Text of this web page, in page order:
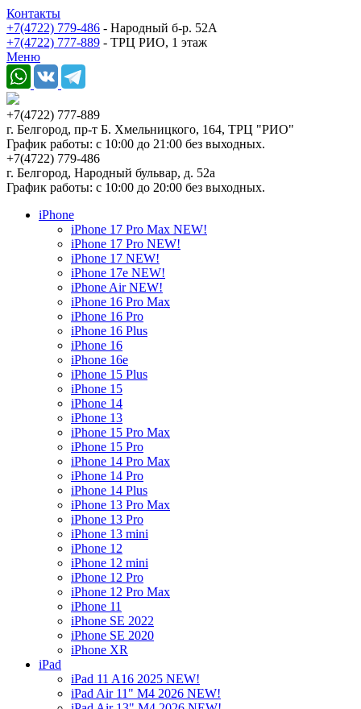
Контакты
+7(4722) 779-486 - Народный б-р. 52А
+7(4722) 777-889 - ТРЦ РИО, 1 этаж
Меню
+7(4722) 777-889
г. Белгород, пр-т Б. Хмельницкого, 164, ТРЦ "РИО"
График работы: с 10:00 до 21:00 без выходных.
+7(4722) 779-486
г. Белгород, Народный бульвар, д. 52а
График работы: с 10:00 до 20:00 без выходных.
iPhone
iPhone 17 Pro Max NEW!
iPhone 17 Pro NEW!
iPhone 17 NEW!
iPhone 17e NEW!
iPhone Air NEW!
iPhone 16 Pro Max
iPhone 16 Pro
iPhone 16 Plus
iPhone 16
iPhone 16e
iPhone 15 Plus
iPhone 15
iPhone 14
iPhone 13
iPhone 15 Pro Max
iPhone 15 Pro
iPhone 14 Pro Max
iPhone 14 Pro
iPhone 14 Plus
iPhone 13 Pro Max
iPhone 13 Pro
iPhone 13 mini
iPhone 12
iPhone 12 mini
iPhone 12 Pro
iPhone 12 Pro Max
iPhone 11
iPhone SE 2022
iPhone SE 2020
iPhone XR
iPad
iPad 11 A16 2025 NEW!
iPad Air 11" M4 2026 NEW!